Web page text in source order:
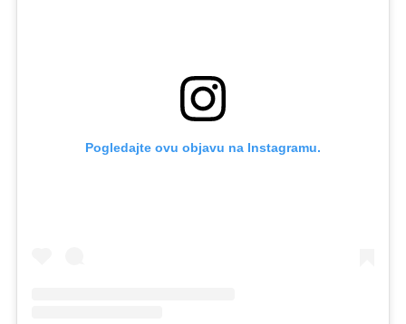
Pogledajte ovu objavu na Instagramu.